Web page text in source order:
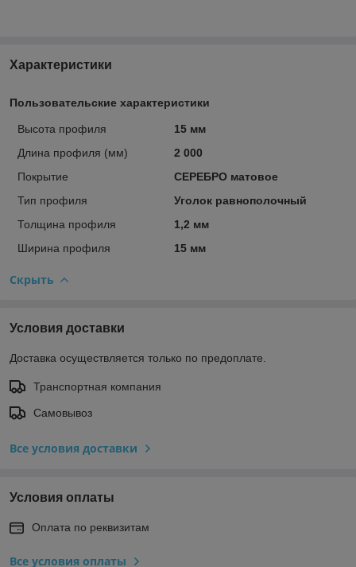
Характеристики
Пользовательские характеристики
Высота профиля
15 мм
Длина профиля (мм)
2 000
Покрытие
СЕРЕБРО матовое
Тип профиля
Уголок равнополочный
Толщина профиля
1,2 мм
Ширина профиля
15 мм
Скрыть
Условия доставки
Доставка осуществляется только по предоплате.
Транспортная компания
Самовывоз
Все условия доставки
Условия оплаты
Оплата по реквизитам
Все условия оплаты